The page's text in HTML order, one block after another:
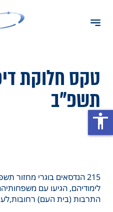
טקס חלוקת
תשפ"ב
215 הנדסאים בוגרי
לימודיהם, הגיעו עם
התרבות (בית העם)
accessibility